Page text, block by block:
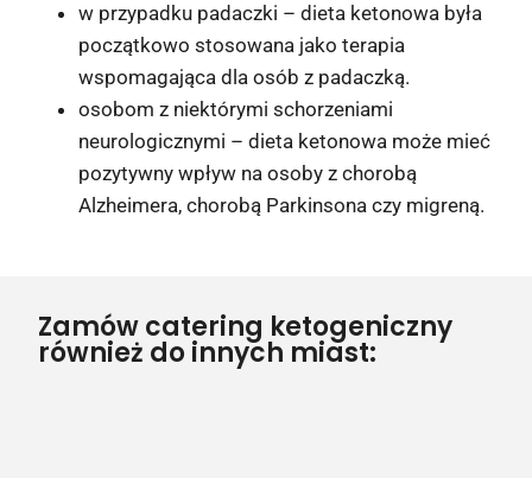
w przypadku padaczki – dieta ketonowa była
początkowo stosowana jako terapia
wspomagająca dla osób z padaczką.
osobom z niektórymi schorzeniami
neurologicznymi – dieta ketonowa może mieć
pozytywny wpływ na osoby z chorobą
Alzheimera, chorobą Parkinsona czy migreną.
Zamów catering ketogeniczny
również do innych miast: